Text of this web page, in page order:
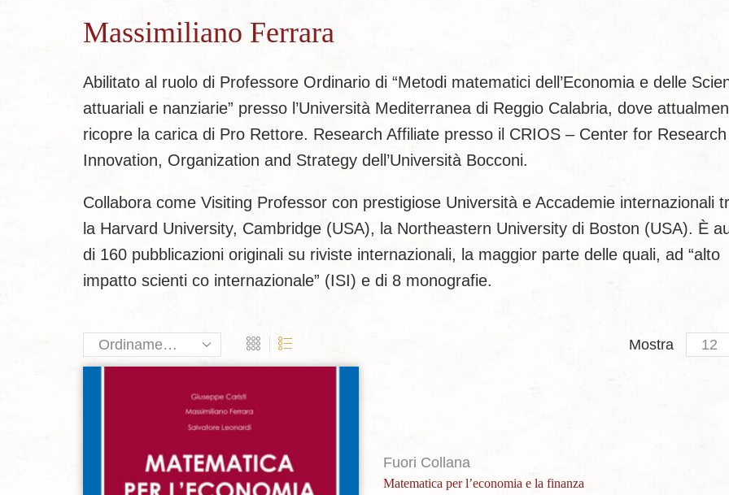
Massimiliano Ferrara
Abilitato al ruolo di Professore Ordinario di “Metodi matematici dell’Economia e delle
attuariali e nanziarie” presso l’Università Mediterranea di Reggio Calabria, dove
ricopre la carica di Pro Rettore. Research Affiliate presso il CRIOS – Center for Research
Innovation, Organization and Strategy dell’Università Bocconi.
Collabora come Visiting Professor con prestigiose Università e Accademie internazionali
la Harvard University, Cambridge (USA), la Northeastern University di Boston (USA). È
di 160 pubblicazioni originali su riviste internazionali, la maggior parte delle quali, ad “alto
impatto scienti co internazionale” (ISI) e di 8 monografie.
Mostra
Aggiungi alla lista dei desideri
Fuori Collana
Matematica per l’economia e la finanza